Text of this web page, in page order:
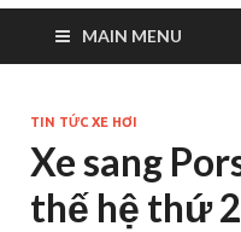
MAIN MENU
TIN TỨC XE HƠI
Xe sang
thế hệ thứ